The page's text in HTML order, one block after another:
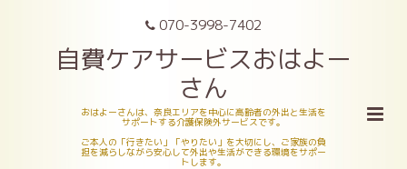
070-3998-7402
自費ケアサービスおはよー
さん
おはよーさんは、奈良エリアを中心に高齢者の外出と生活を
サポートする介護保険外サービスです。
ご本人の「行きたい」「やりたい」を大切にし、ご家族の負
担を減らしながら安心して外出や生活ができる環境をサポー
トします。